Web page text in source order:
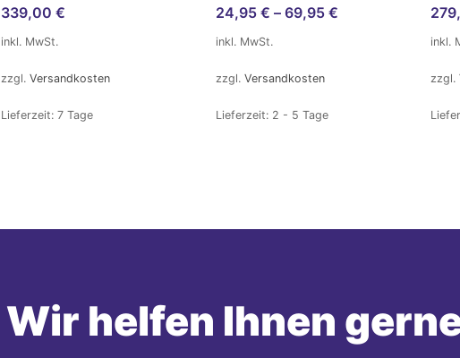
339,00 €
inkl. MwSt.
zzgl. Versandkosten
Lieferzeit: 7 Tage
24,95 € – 69,95 €
inkl. MwSt.
zzgl. Versandkosten
Lieferzeit: 2 - 5 Tage
inkl.
zzgl.
Wir helfen Ihnen